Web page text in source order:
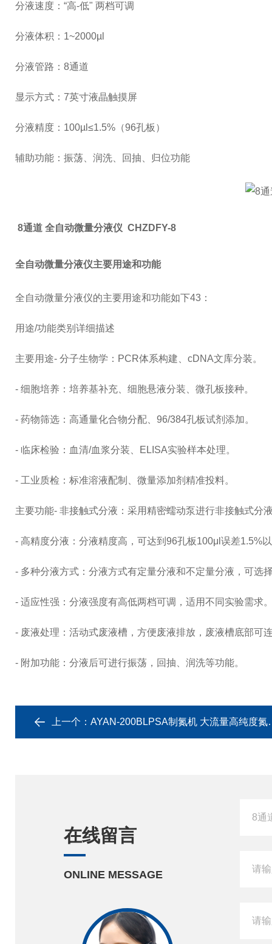
分液速度：“高-低" 两档可调
分液体积：1~2000µl
分液管路：8通道
显示方式：7英寸液晶触摸屏
分液精度：100µl≤1.5%（96孔板）
辅助功能：振荡、润洗、回抽、归位功能
8通道 全自动微量分液仪 CHZDFY-8
全自动微量分液仪主要用途和功能
全自动微量分液仪的主要用途和功能如下43：
用途/功能类别详细描述
主要用途- 分子生物学：PCR体系构建、cDNA文库分装。
- 细胞培养：培养基补充、细胞悬液分装、微孔板接种。
- 药物筛选：高通量化合物分配、96/384孔板试剂添加。
- 临床检验：血清/血浆分装、ELISA实验样本处理。
- 工业质检：标准溶液配制、微量添加剂精准投料。
主要功能- 非接触式分液：采用精密蠕动泵进行非接触式分
- 高精度分液：分液精度高，可达到96孔板100μl误差1.5%
- 多种分液方式：分液方式有定量分液和不定量分液，可选
- 适应性强：分液强度有高低两档可调，适用不同实验需求
- 废液处理：活动式废液槽，方便废液排放，废液槽底部可
- 附加功能：分液后可进行振荡，回抽、润洗等功能。
上一个： AYAN-200BLPSA制氮机 大流量高纯度氮气发生器
在线留言
ONLINE MESSAGE